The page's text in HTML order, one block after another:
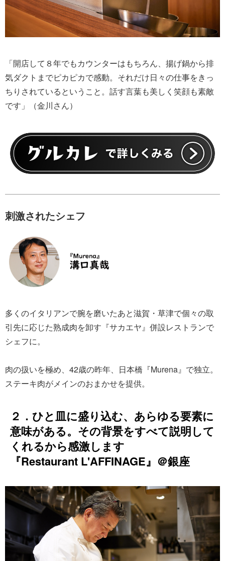
「開店して８年でもカウンターはもちろん、揚げ鍋から排
気ダクトまでピカピカで感動。それだけ日々の仕事をきっ
ちりされているということ。話す言葉も美しく笑顔も素敵
です」（金川さん）
刺激されたシェフ
多くのイタリアンで腕を磨いたあと滋賀・草津で個々の取
引先に応じた熟成肉を卸す『サカエヤ』併設レストランで
シェフに。
肉の扱いを極め、42歳の昨年、日本橋『Murena』で独立。
ステーキ肉がメインのおまかせを提供。
２．ひと皿に盛り込む、あらゆる要素に
意味がある。その背景をすべて説明して
くれるから感激します
『Restaurant L'AFFINAGE』＠銀座